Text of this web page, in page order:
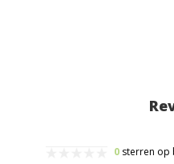
0 sterren op